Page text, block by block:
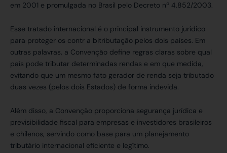
em 2001 e promulgada no Brasil pelo Decreto nº 4.852/2003.
Esse tratado internacional é o principal instrumento jurídico
para proteger os contr a bitributação pelos dois países. Em
outras palavras, a Convenção define regras claras sobre qual
país pode tributar determinadas rendas e em que medida,
evitando que um mesmo fato gerador de renda seja tributado
duas vezes (pelos dois Estados) de forma indevida.
Além disso, a Convenção proporciona segurança jurídica e
previsibilidade fiscal para empresas e investidores brasileiros
e chilenos, servindo como base para um planejamento
tributário internacional eficiente e legítimo.